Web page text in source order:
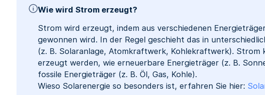
Wie wird Strom erzeugt?
Strom wird erzeugt, indem aus verschiedenen
gewonnen wird. In der Regel geschieht das in
(z. B. Solaranlage, Atomkraftwerk, Kohlekraftwerk). Strom
erzeugt werden, wie erneuerbare Energieträger (z. B.
fossile Energieträger (z. B. Öl, Gas, Kohle).
Wieso Solarenergie so besonders ist, erfahren Sie hier: